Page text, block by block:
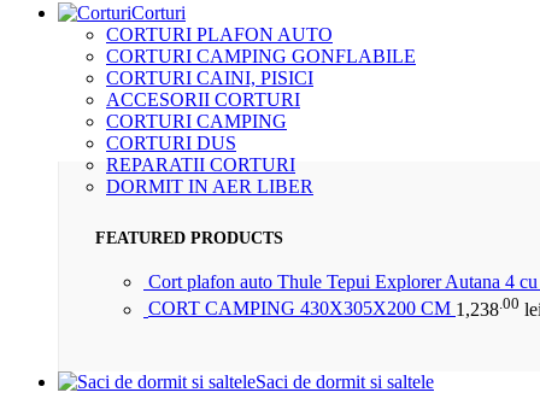
Corturi
CORTURI PLAFON AUTO
CORTURI CAMPING GONFLABILE
CORTURI CAINI, PISICI
ACCESORII CORTURI
CORTURI CAMPING
CORTURI DUS
REPARATII CORTURI
DORMIT IN AER LIBER
FEATURED PRODUCTS
Cort plafon auto Thule Tepui Explorer Autana 4
CORT CAMPING 430X305X200 CM 1,238 .00
Saci de dormit si saltele